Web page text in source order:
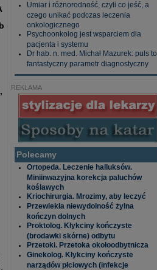
Umiar i różnorodność, czyli co jeść, a
czego unikać podczas leczenia
onkologicznego
Psychoonkolog jest wsparciem dla
pacjenta i systemu
Dr hab. n. med. Michał Mazurek: puls to
fantastyczny parametr diagnostyczny
REKLAMA
Polecamy
Ortopeda. Leczenie halluksów.
Miniinwazyjna korekcja paluchów
koślawych
Kriochirurgia. Mrozimy, aby leczyć
Przewlekła niewydolność żylna
kończyn dolnych
Proktolog. Kłykciny kończyste
(brodawki skórne) odbytu
Przetoki. Przetoka okołoodbytnicza
Ginekolog. Kłykciny kończyste
narządów płciowych (infekcje